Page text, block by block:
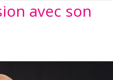
avec son